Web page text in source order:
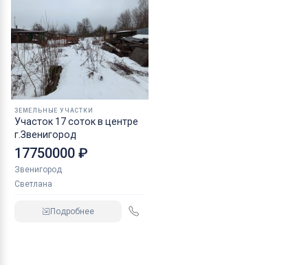
ЗЕМЕЛЬНЫЕ УЧАСТКИ
Участок 17 соток в центре
г.Звенигород
17750000 ₽
Звенигород
Светлана
Подробнее